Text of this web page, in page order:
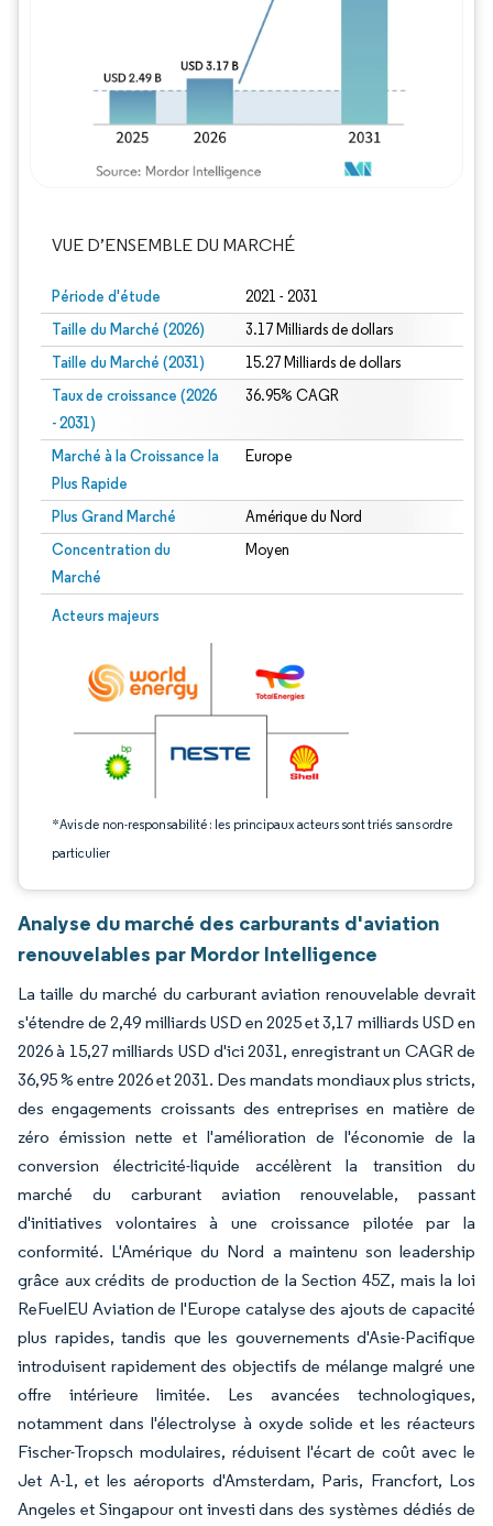
VUE D’ENSEMBLE DU MARCHÉ
Période d'étude 2021 - 2031
Taille du Marché (2026) 3.17 Milliards de dollars
Taille du Marché (2031) 15.27 Milliards de dollars
Taux de croissance (2026
- 2031)
36.95% CAGR
Marché à la Croissance la
Plus Rapide
Europe
Plus Grand Marché Amérique du Nord
Concentration du
Marché
Moyen
Acteurs majeurs
*Avis de non-responsabilité : les principaux acteurs sont triés sans ordre
particulier
Image © Mordor Intelligence. La réutilisation nécessite une attribution sous CC
Analyse du marché des carburants d'aviation
renouvelables par Mordor Intelligence
La taille du marché du carburant aviation renouvelable devrait
s'étendre de 2,49 milliards USD en 2025 et 3,17 milliards USD en
2026 à 15,27 milliards USD d'ici 2031, enregistrant un CAGR de
36,95 % entre 2026 et 2031. Des mandats mondiaux plus stricts,
des engagements croissants des entreprises en matière de
zéro émission nette et l'amélioration de l'économie de la
conversion électricité-liquide accélèrent la transition du
marché du carburant aviation renouvelable, passant
d'initiatives volontaires à une croissance pilotée par la
conformité. L'Amérique du Nord a maintenu son leadership
grâce aux crédits de production de la Section 45Z, mais la loi
ReFuelEU Aviation de l'Europe catalyse des ajouts de capacité
plus rapides, tandis que les gouvernements d'Asie-Pacifique
introduisent rapidement des objectifs de mélange malgré une
offre intérieure limitée. Les avancées technologiques,
notamment dans l'électrolyse à oxyde solide et les réacteurs
Fischer-Tropsch modulaires, réduisent l'écart de coût avec le
Jet A-1, et les aéroports d'Amsterdam, Paris, Francfort, Los
Angeles et Singapour ont investi dans des systèmes dédiés de